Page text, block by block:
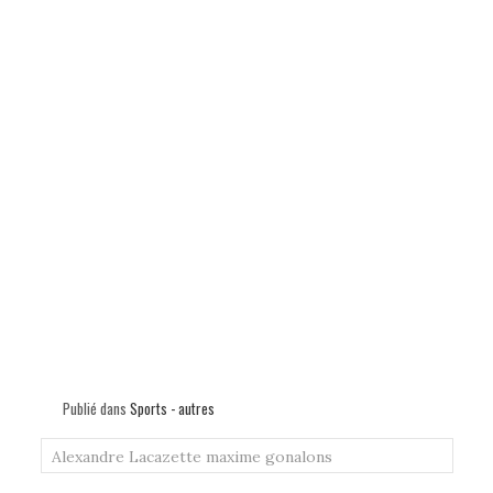
Publié dans Sports - autres
Alexandre Lacazette maxime gonalons